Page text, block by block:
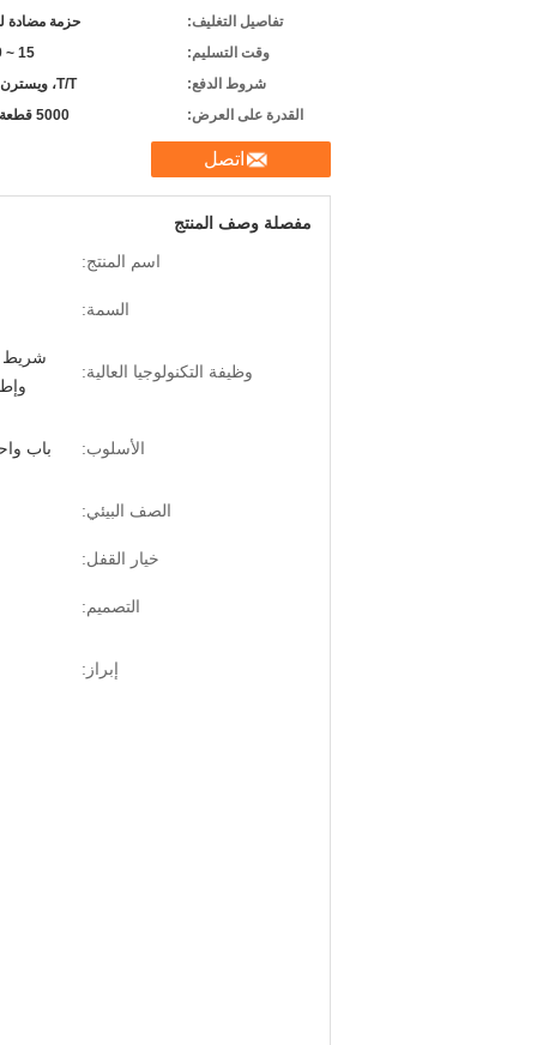
تفاصيل التغليف:
حزمة مضادة
وقت التسليم:
15 ~ 20 يومًا
شروط الدفع:
T/T، ويسترن يونيون
القدرة على العرض:
5000 قطعة شهريا
اتصل
مفصلة وصف المنتج
اسم المنتج:
السمة:
وظيفة التكنولوجيا العالية:
الأسلوب: باب
الصف البيئي:
خيار القفل:
التصميم:
إبراز: